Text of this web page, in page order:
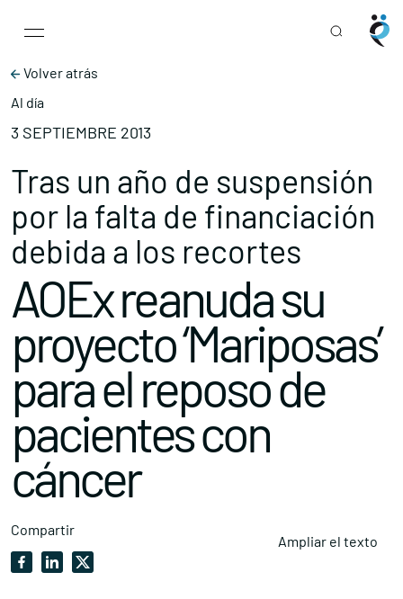
Main Navigation
Volver atrás
Al día
3 SEPTIEMBRE 2013
Tras un año de suspensión
por la falta de financiación
debida a los recortes
AOEx reanuda su
proyecto ‘Mariposas’
para el reposo de
pacientes con
cáncer
Compartir
Ampliar el texto